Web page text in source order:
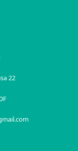
22